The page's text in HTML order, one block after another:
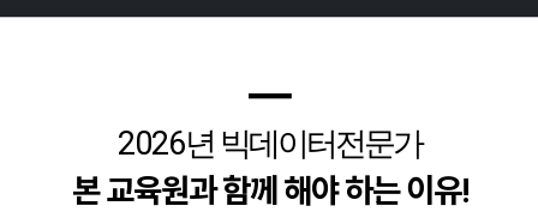
━
2026년 빅데이터전문가
본 교육원과 함께 해야 하는 이유!